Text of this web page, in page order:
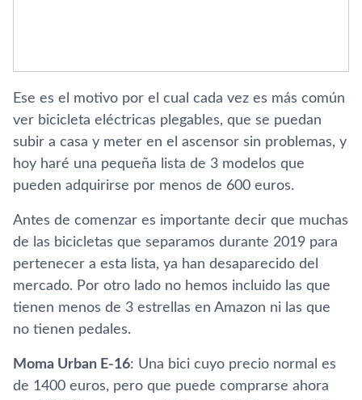
Ese es el motivo por el cual cada vez es más común
ver bicicleta eléctricas plegables, que se puedan
subir a casa y meter en el ascensor sin problemas, y
hoy haré una pequeña lista de 3 modelos que
pueden adquirirse por menos de 600 euros.
Antes de comenzar es importante decir que muchas
de las bicicletas que separamos durante 2019 para
pertenecer a esta lista, ya han desaparecido del
mercado. Por otro lado no hemos incluido las que
tienen menos de 3 estrellas en Amazon ni las que
no tienen pedales.
Moma Urban E-16: Una bici cuyo precio normal es
de 1400 euros, pero que puede comprarse ahora